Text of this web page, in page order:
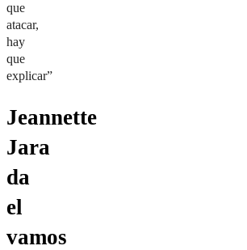
que
atacar,
hay
que
explicar”
Jeannette
Jara
da
el
vamos